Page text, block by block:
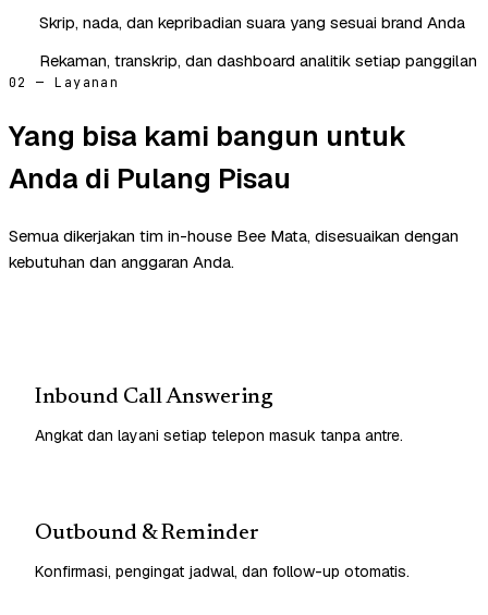
Skrip, nada, dan kepribadian suara yang sesuai brand Anda
Rekaman, transkrip, dan dashboard analitik setiap panggilan
02 — Layanan
Yang bisa kami bangun untuk
Anda di Pulang Pisau
Semua dikerjakan tim in-house Bee Mata, disesuaikan dengan
kebutuhan dan anggaran Anda.
Inbound Call Answering
Angkat dan layani setiap telepon masuk tanpa antre.
Outbound & Reminder
Konfirmasi, pengingat jadwal, dan follow-up otomatis.